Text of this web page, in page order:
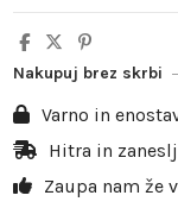
Nakupuj brez skrbi
Varno in
Hitra in
Zaupa nam že